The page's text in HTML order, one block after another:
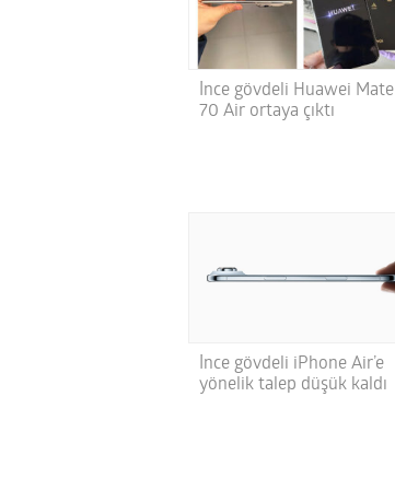
İnce gövdeli Huawei Mate
70 Air ortaya çıktı
İnce gövdeli iPhone Air’e
yönelik talep düşük kaldı